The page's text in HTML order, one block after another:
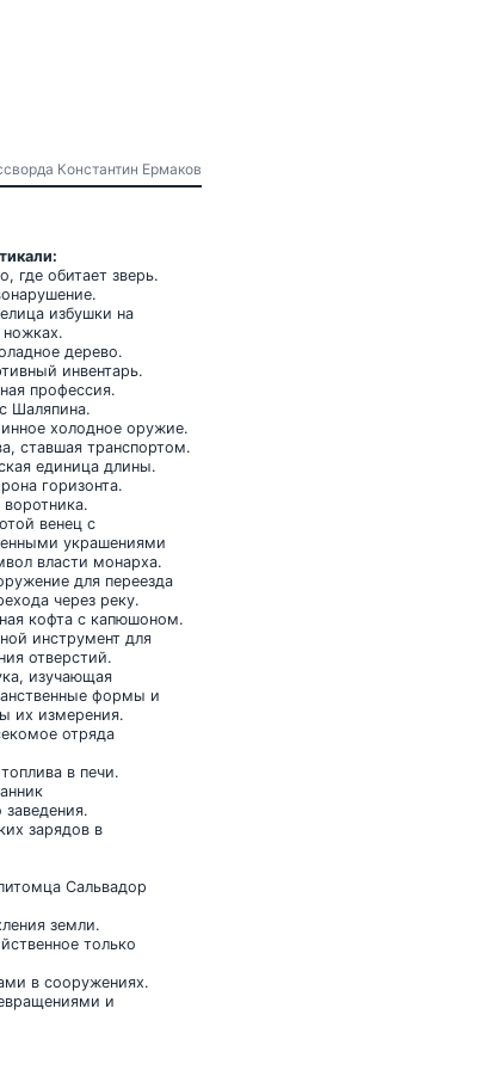
Константин Ермаков
где обитает зверь.
избушки на
ножках.
дерево.
инвентарь.
профессия.
Шаляпина.
холодное оружие.
ставшая транспортом.
единица длины.
горизонта.
воротника.
венец с
украшениями
власти монарха.
для переезда
через реку.
кофта с капюшоном.
инструмент для
отверстий.
изучающая
формы и
их измерения.
отряда
в печи.
заведения.
зарядов в
Сальвадор
земли.
только
в сооружениях.
и